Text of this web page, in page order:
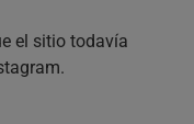
el sitio todavía